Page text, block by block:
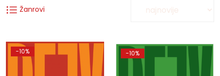
Žanrovi
-10% -10%